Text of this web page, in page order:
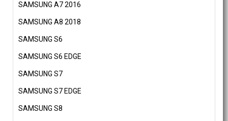
SAMSUNG A7 2016
SAMSUNG A8 2018
SAMSUNG S6
SAMSUNG S6 EDGE
SAMSUNG S7
SAMSUNG S7 EDGE
SAMSUNG S8